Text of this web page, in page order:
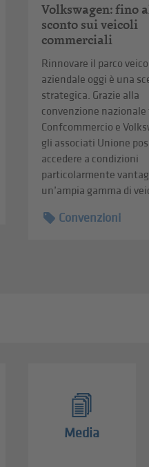
Volkswagen: fino
sconto sui veicoli
commerciali
Rinnovare il parco
aziendale oggi è una
strategica. Grazie alla
convenzione nazionale
Confcommercio e
gli associati Unione
accedere a condizioni
particolarmente
un’ampia gamma di
Convenzioni
Media